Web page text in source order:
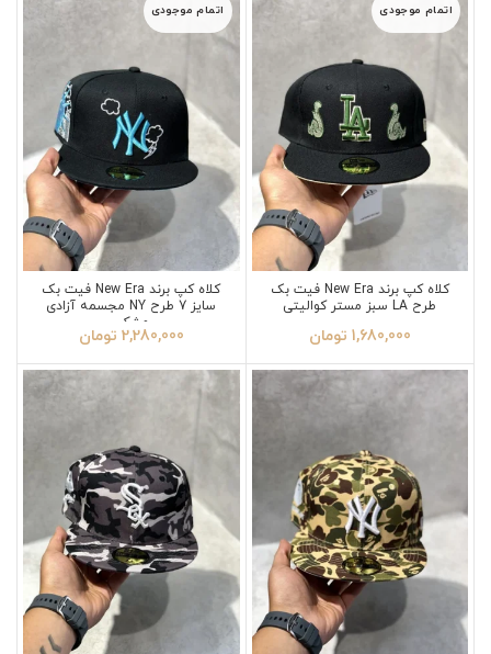
اتمام موجودی
کلاه کپ برند New Era فیت بک
طرح LA سبز مستر کوالیتی
1,680,000 تومان
اتمام موجودی
کلاه کپ برند New Era فیت بک
سایز 7 طرح NY مجسمه آزادی
مشکی
2,280,000 تومان